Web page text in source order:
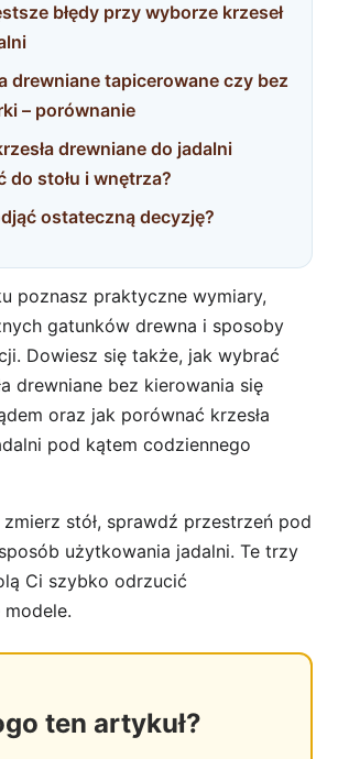
błędy przy wyborze krzeseł
drewniane tapicerowane czy bez
– porównanie
drewniane do jadalni
do stołu i wnętrza?
ostateczną decyzję?
poznasz praktyczne wymiary,
gatunków drewna i sposoby
Dowiesz się także, jak wybrać
drewniane bez kierowania się
oraz jak porównać krzesła
pod kątem codziennego
stół, sprawdź przestrzeń pod
użytkowania jadalni. Te trzy
Ci szybko odrzucić
ten artykuł?